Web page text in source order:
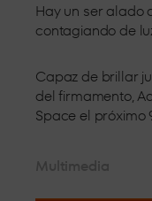
Hay un ser alado
contagiando de
Capaz de brillar
del firmamento,
Space el próximo